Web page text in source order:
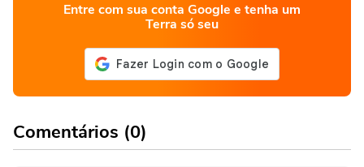
Entre com sua conta Google e tenha um
Terra só seu
Comentários (0)